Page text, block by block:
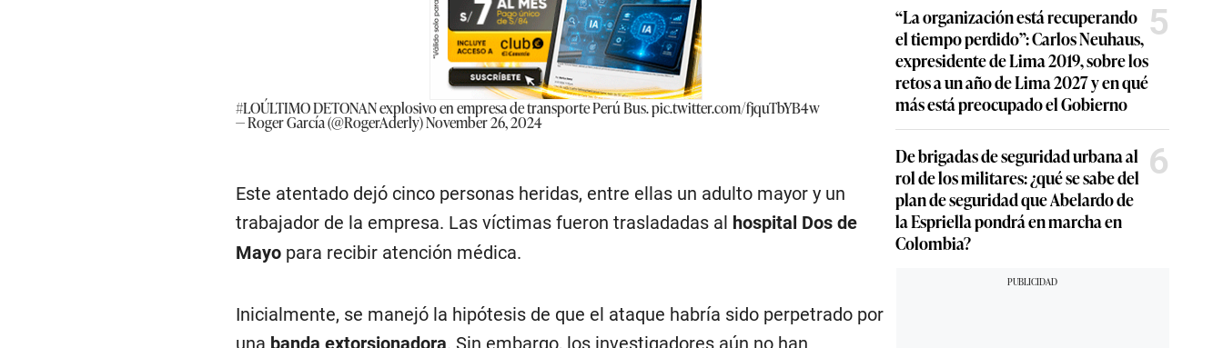
#LOÚLTIMODETONAN explosivo en empresa de transporte Perú Bus.pic.twitter.com/fjquTbYB4w
— Roger García (@RogerAderly)November 26, 2024
Este atentado dejó cinco personas heridas, entre ellas un adulto mayor y un
trabajador de la empresa. Las víctimas fueron trasladadas al hospital Dos de
Mayopara recibir atención médica.
Inicialmente, se manejó la hipótesis de que el ataque habría sido perpetrado por
una banda extorsionadora. Sin embargo, los investigadores aún no han
“La organización está recuperando
el tiempo perdido”: Carlos Neuhaus,
expresidente de Lima 2019, sobre los
retos a un año de Lima 2027 y en qué
más está preocupado el Gobierno
5
De brigadas de seguridad urbana al
rol de los militares: ¿qué se sabe del
plan de seguridad que Abelardo de
la Espriella pondrá en marcha en
Colombia?
6